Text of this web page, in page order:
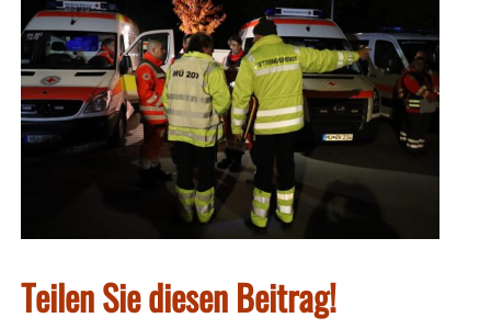
Teilen Sie diesen Beitrag!